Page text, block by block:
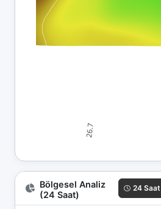
Bölgesel Analiz
(24 Saat)
24 Saat